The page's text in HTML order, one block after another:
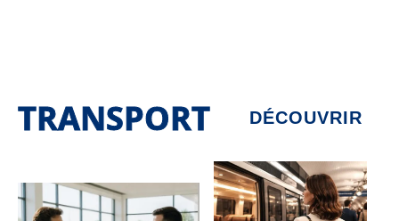
TRANSPORT DÉCOUVRIR